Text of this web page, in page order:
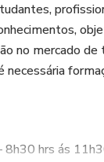
no mercado
necessária
8h30 hrs ás